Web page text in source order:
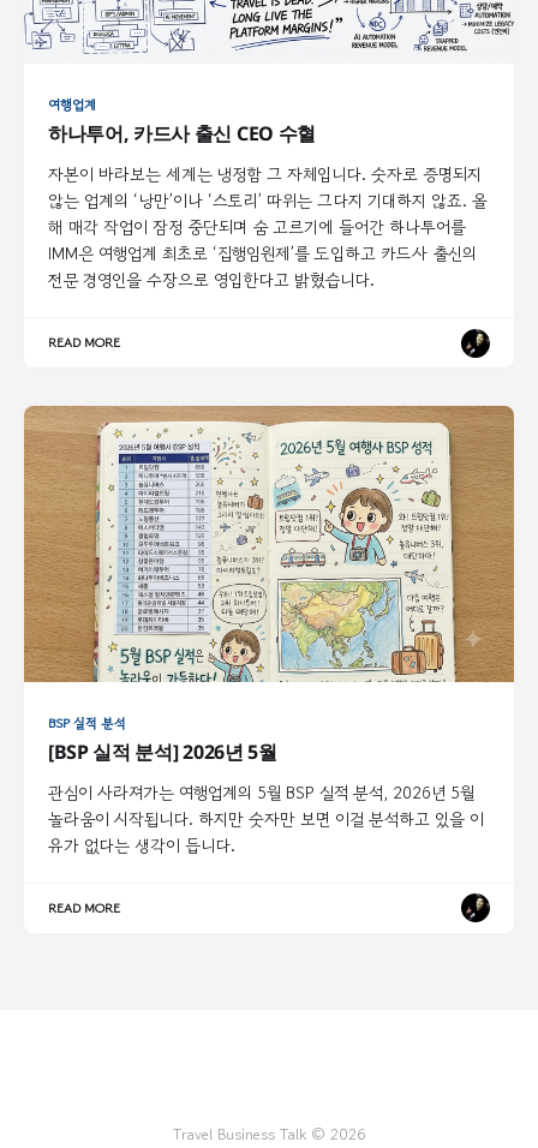
여행업계
하나투어, 카드사 출신 CEO 수혈
자본이 바라보는 세계는 냉정함 그 자체입니다. 숫자로 증명되지
않는 업계의 ‘낭만’이나 ‘스토리’ 따위는 그다지 기대하지 않죠. 올
해 매각 작업이 잠정 중단되며 숨 고르기에 들어간 하나투어를
IMM은 여행업계 최초로 ‘집행임원제’를 도입하고 카드사 출신의
전문 경영인을 수장으로 영입한다고 밝혔습니다.
READ MORE
BSP 실적 분석
[BSP 실적 분석] 2026년 5월
관심이 사라져가는 여행업계의 5월 BSP 실적 분석, 2026년 5월
놀라움이 시작됩니다. 하지만 숫자만 보면 이걸 분석하고 있을 이
유가 없다는 생각이 듭니다.
READ MORE
Travel Business Talk © 2026